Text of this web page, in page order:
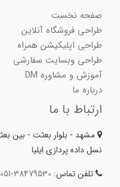
صفحه نخست
طراحی فروشگاه آنلاین
طراحی اپلیکیشن همراه
طراحی وبسایت سفارشی
آموزش و مشاوره DM
درباره ما
ارتباط با ما
نسل داده پردازی ایلیا
تلفن تماس: 051-38479530